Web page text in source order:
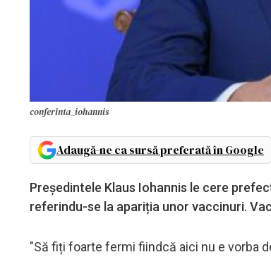
conferinta_iohannis
Adaugă-ne ca sursă preferată în Google
Președintele Klaus Iohannis le cere
referindu-se la apariția unor vaccinuri.
"Să fiți foarte fermi fiindcă aici nu e vorba